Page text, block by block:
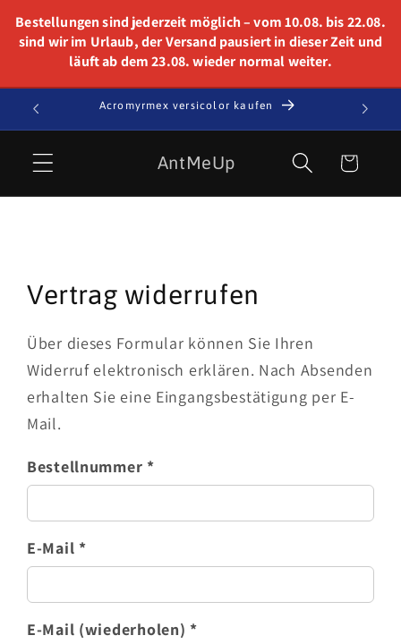
Skip to
content
Bestellungen sind jederzeit möglich – vom 10.08. bis 22.08.
sind wir im Urlaub, der Versand pausiert in dieser Zeit und
läuft ab dem 23.08. wieder normal weiter.
Acromyrmex versicolor kaufen
AntMeUp Cart
Vertrag widerrufen
Über dieses Formular können Sie Ihren
Widerruf elektronisch erklären. Nach Absenden
erhalten Sie eine Eingangsbestätigung per E-
Mail.
Bestellnummer *
E-Mail *
E-Mail (wiederholen) *